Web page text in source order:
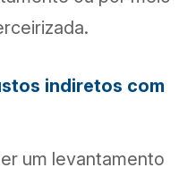
indiretos com
um levantamento